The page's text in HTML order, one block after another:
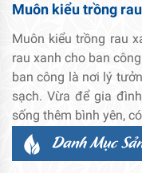
Muôn kiểu trồng
Muôn kiểu trồng rau
rau xanh cho ban
ban công là nơi lý
sạch. Vừa để gia
sống thêm bình yên,
Danh Mục